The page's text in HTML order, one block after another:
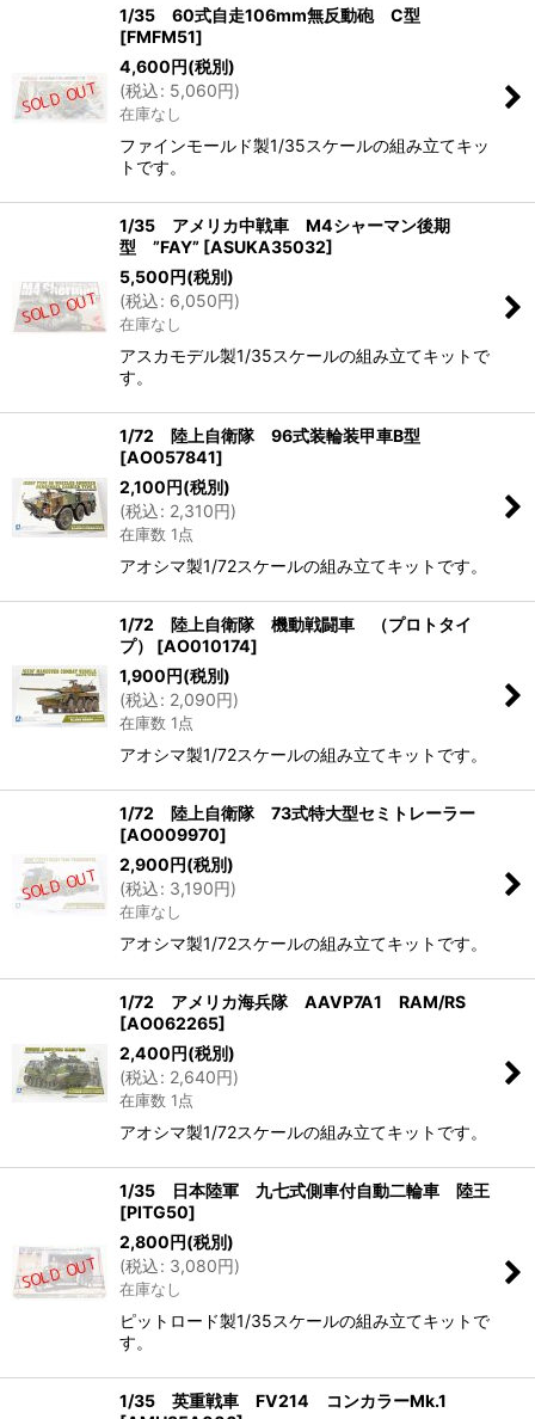
1/35 60式自走106mm無反動砲 C型
[FMFM51]
4,600円(税別)
(税込: 5,060円)
在庫なし
ファインモールド製1/35スケールの組み立てキッ
トです。
1/35 アメリカ中戦車 M4シャーマン後期
型 ”FAY” [ASUKA35032]
5,500円(税別)
(税込: 6,050円)
在庫なし
アスカモデル製1/35スケールの組み立てキットで
す。
1/72 陸上自衛隊 96式装輪装甲車B型
[AO057841]
2,100円(税別)
(税込: 2,310円)
在庫数 1点
アオシマ製1/72スケールの組み立てキットです。
1/72 陸上自衛隊 機動戦闘車 （プロトタイ
プ）
[AO010174]
1,900円(税別)
(税込: 2,090円)
在庫数 1点
アオシマ製1/72スケールの組み立てキットです。
1/72 陸上自衛隊 73式特大型セミトレーラー
[AO009970]
2,900円(税別)
(税込: 3,190円)
在庫なし
アオシマ製1/72スケールの組み立てキットです。
1/72 アメリカ海兵隊 AAVP7A1 RAM/RS
[AO062265]
2,400円(税別)
(税込: 2,640円)
在庫数 1点
アオシマ製1/72スケールの組み立てキットです。
1/35 日本陸軍 九七式側車付自動二輪車 陸王
[PITG50]
2,800円(税別)
(税込: 3,080円)
在庫なし
ピットロード製1/35スケールの組み立てキットで
す。
1/35 英重戦車 FV214 コンカラーMk.1